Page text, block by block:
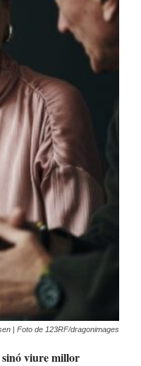
| Foto de 123RF/dragonimages
sinó viure millor